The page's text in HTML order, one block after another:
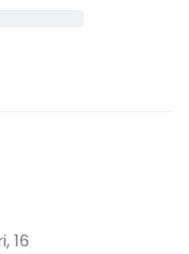
16